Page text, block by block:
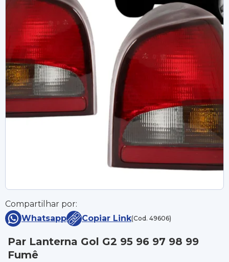
Compartilhar por:
Whatsapp
Copiar Link(Cod. 49606)
Par Lanterna Gol G2 95 96 97 98 99
Fumê